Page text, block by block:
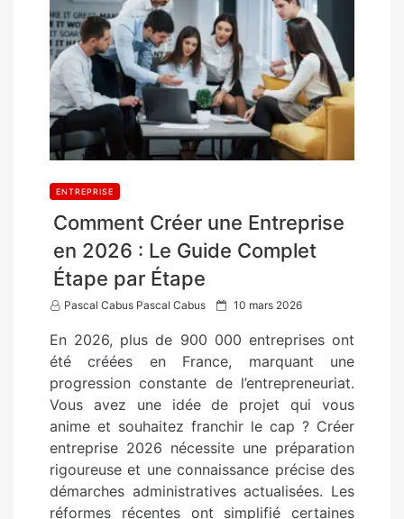
ENTREPRISE
Comment Créer une Entreprise
en 2026 : Le Guide Complet
Étape par Étape
Pascal Cabus Pascal Cabus
P
s
t
e
d
o
n
10 mars 2026
En 2026, plus de 900 000 entreprises ont
été créées en France, marquant une
progression constante de l’entrepreneuriat.
Vous avez une idée de projet qui vous
anime et souhaitez franchir le cap ? Créer
entreprise 2026 nécessite une préparation
rigoureuse et une connaissance précise des
démarches administratives actualisées. Les
réformes récentes ont simplifié certaines